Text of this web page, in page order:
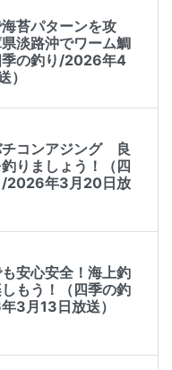
苔パターンを攻
淡路沖でワーム鯛
季の釣り/2026年4
）
チコンアジング 良
りましょう！（四
/2026年3月20日放
安心安全！海上釣
もう！（四季の釣
3月13日放送）